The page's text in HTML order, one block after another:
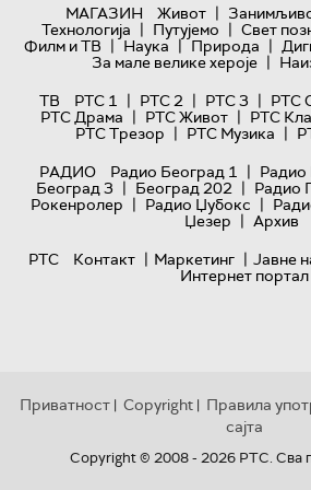
МАГАЗИН
Живот |
Технологијa | Путујемо | Свет
Филм и ТВ | Наука | Природа |
За мале велике хероје |
ТВ
РТС 1 | РТС 2 | РТС 3 | РТС
РТС Драма | РТС Живот | РТС
РТС Трезор | РТС Музика |
РАДИО
Радио Београд 1 | Радио
Београд 3 | Београд 202 | Радио
Рокенролер | Радио Џубокс |
Џезер | Архив
РТС
Контакт | Маркетинг | Јавне
Интернет портал
Приватност | Copyright | Правила
сајта
Copyright © 2008 - 2026 РТС. Сва